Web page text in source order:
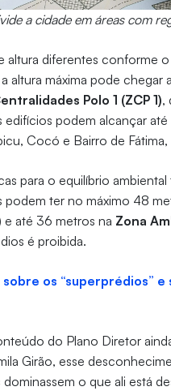
a cidade em áreas com
altura diferentes conforme
a altura máxima pode chegar
Polo 1 (ZCP 1),
edifícios podem alcançar
Cocó e Bairro de
para o equilíbrio
ter no máximo 48
e até 36 metros na Zona
é proibida.
sobre os “superprédios”
do Plano Diretor
Girão, esse
o que ali está